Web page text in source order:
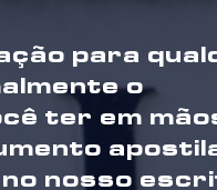
para
o
ter em
nosso